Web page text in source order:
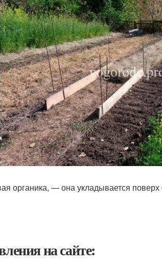
органика, — она укладывается
на сайте: